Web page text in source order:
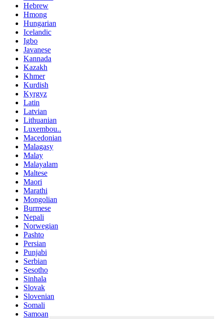
Hebrew
Hmong
Hungarian
Icelandic
Igbo
Javanese
Kannada
Kazakh
Khmer
Kurdish
Kyrgyz
Latin
Latvian
Lithuanian
Luxembou..
Macedonian
Malagasy
Malay
Malayalam
Maltese
Maori
Marathi
Mongolian
Burmese
Nepali
Norwegian
Pashto
Persian
Punjabi
Serbian
Sesotho
Sinhala
Slovak
Slovenian
Somali
Samoan